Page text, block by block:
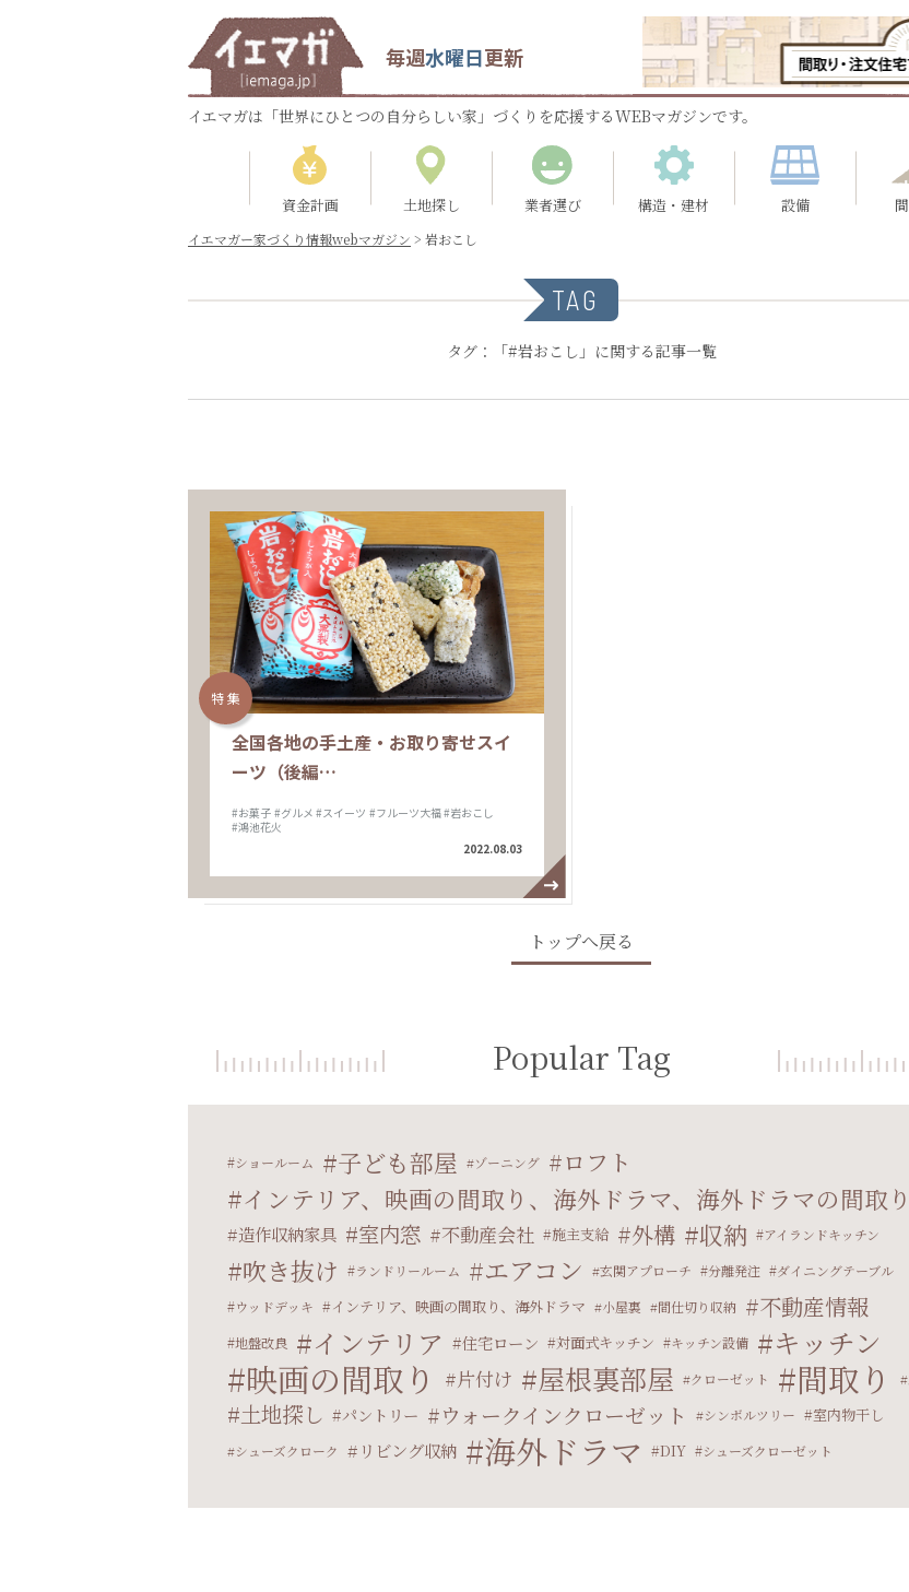
毎週水曜日更新
イエマガは「世界にひとつの自分らしい家」づくりを応援するWEBマガジンです。
資金計画 土地探し 業者選び 構造・建材 設備
イエマガー家づくり情報webマガジン > 岩おこし
TAG
タグ：「#岩おこし」に関する記事一覧
特 集
全国各地の手土産・お取り寄せスイ
ーツ（後編…
#お菓子 #グルメ #スイーツ #フルーツ大福#岩おこし
#鴻池花火
2022.08.03
トップへ戻る
Popular Tag
ショールーム 子ども部屋 ゾーニング ロフト
インテリア、映画の間取り、海外ドラマ、海外ドラマの間取り
造作収納家具 室内窓 不動産会社 施主支給 外構 収納 アイランドキッチン
吹き抜け ランドリールーム エアコン 玄関アプローチ 分離発注
ダイニングテーブル
ウッドデッキ
インテリア、映画の間取り、海外ドラマ 小屋裏 間仕切り収納 不動産情報
地盤改良 インテリア 住宅ローン 対面式キッチン キッチン設備 キッチン
映画の間取り 片付け 屋根裏部屋 クローゼット 間取り
土地探し パントリー ウォークインクローゼット シンボルツリー 室内物干し
シューズクローク リビング収納 海外ドラマ DIY シューズクローゼット